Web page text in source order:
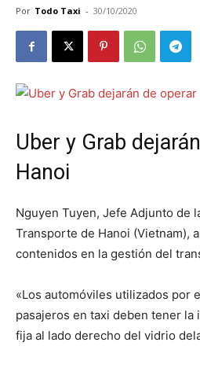
Por Todo Taxi - 30/10/2020
Uber y Grab
Hanoi
Nguyen Tuyen, Jefe Adjunto de
Transporte de Hanoi (Vietnam),
contenidos en la gestión del
«Los automóviles utilizados por
pasajeros en taxi deben tener la
fija al lado derecho del vidrio